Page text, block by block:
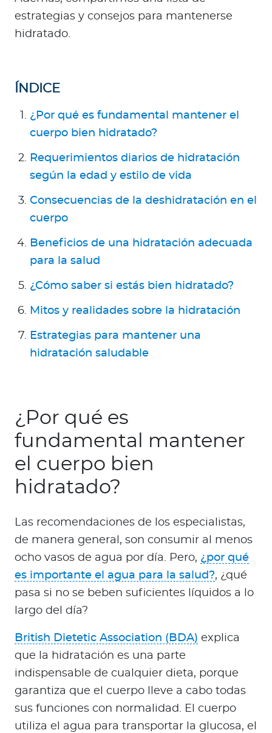
estrategias y consejos para mantenerse
hidratado.
ÍNDICE
¿Por qué es fundamental mantener el
cuerpo bien hidratado?
Requerimientos diarios de hidratación
según la edad y estilo de vida
Consecuencias de la deshidratación en el
cuerpo
Beneficios de una hidratación adecuada
para la salud
¿Cómo saber si estás bien hidratado?
Mitos y realidades sobre la hidratación
Estrategias para mantener una
hidratación saludable
¿Por qué es
fundamental mantener
el cuerpo bien
hidratado?
Las recomendaciones de los especialistas,
de manera general, son consumir al menos
ocho vasos de agua por día. Pero, ¿por qué
es importante el agua para la salud?, ¿qué
pasa si no se beben suficientes líquidos a lo
largo del día?
British Dietetic Association (BDA) explica
que la hidratación es una parte
indispensable de cualquier dieta, porque
garantiza que el cuerpo lleve a cabo todas
sus funciones con normalidad. El cuerpo
utiliza el agua para transportar la glucosa, el